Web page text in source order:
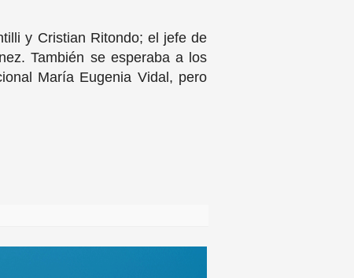
y Cristian Ritondo; el jefe de
También se esperaba a los
María Eugenia Vidal, pero